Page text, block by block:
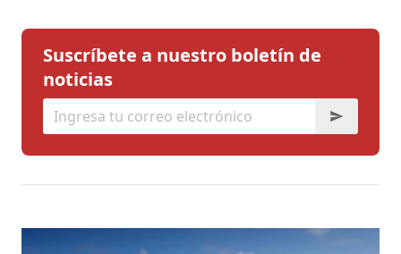
Suscríbete a nuestro boletín de
noticias